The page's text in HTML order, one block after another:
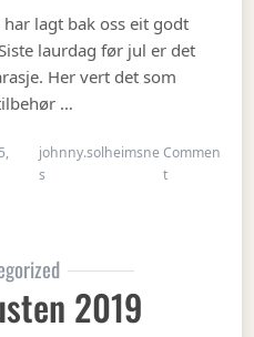
lagt bak oss eit godt
laurdag før jul er det
Her vert det som
…
johnny.solheimsne
s
Commen
ton
2019